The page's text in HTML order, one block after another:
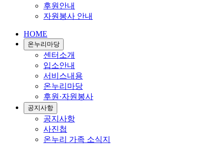
후원안내
자원봉사 안내
HOME
온누리마당
센터소개
입소안내
서비스내용
온누리마당
후원·자원봉사
공지사항
공지사항
사진첩
온누리 가족 소식지